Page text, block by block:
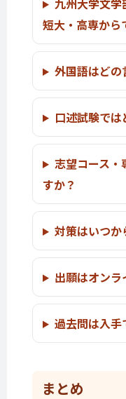
九州大学文学
短大・高専から
外国語はどの
口述試験では
志望コース・
すか？
対策はいつか
出願はオンラ
過去問は入手
まとめ